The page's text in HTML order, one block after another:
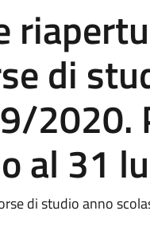
di
2020.
al 31
di studio anno